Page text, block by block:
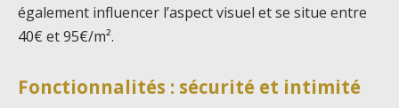
également influencer l’aspect visuel et se situe entre
40€ et 95€/m².
Fonctionnalités : sécurité et intimité